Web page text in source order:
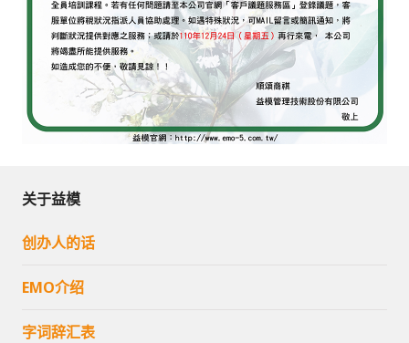
关于益模
创办人的话
EMO介绍
字词辞汇表